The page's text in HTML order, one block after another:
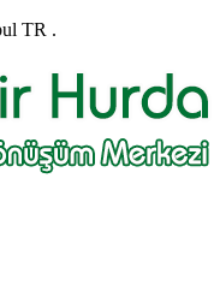
TR .